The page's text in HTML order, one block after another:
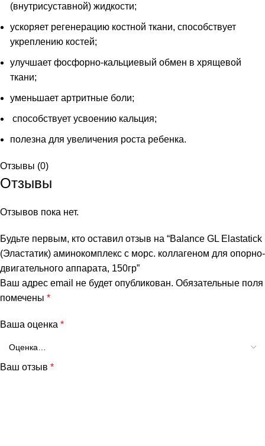
(внутрисуставной) жидкости;
ускоряет регенерацию костной ткани, способствует
укреплению костей;
улучшает фосфорно-кальциевый обмен в хрящевой
ткани;
уменьшает артритные боли;
способствует усвоению кальция;
полезна для увеличения роста ребенка.
Отзывы (0)
Отзывы
Отзывов пока нет.
Будьте первым, кто оставил отзыв на “Balance GL Elastatick
(Эластатик) аминокомплекс с морс. коллагеном для опорно-
двигательного аппарата, 150гр”
Ваш адрес email не будет опубликован. Обязательные поля
помечены *
Ваша оценка *
Ваш отзыв *